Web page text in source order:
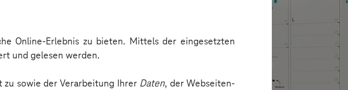
Online-Erlebnis zu bieten. Mittels der eingesetzten
und gelesen werden.
sowie der Verarbeitung Ihrer Daten, der Webseiten-